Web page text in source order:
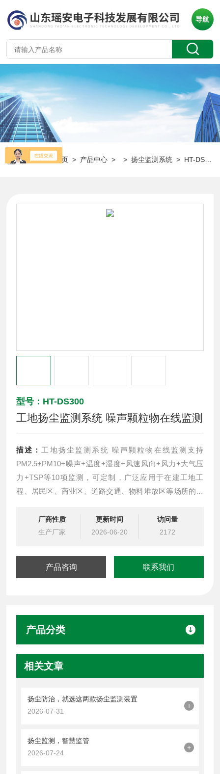
导航
当前位置：首页 > 产品中心 > >扬尘监测系统 > HT-DS300工地扬尘监测系统 噪声颗粒物在线监测
型号：HT-DS300
工地扬尘监测系统 噪声颗粒物在线监测
描述： 工地扬尘监测系统 噪声颗粒物在线监测支持
PM2.5+PM10+噪声+温度+湿度+风速风向+风力+大气压
力+TSP等10项监测，可定制，广泛应用于在建工地工
程、居民区、商业区、道路交通、物料堆放区等场所的环
风防雨点阵屏，可选配视频监控，免费对接政府专网，手
机APP+电脑云端实时操控
厂商性质
生产厂家
更新时间
2026-06-20
访问量
2172
产品咨询 联系我们
产品分类
相关文章
扬尘防治，就选这两款扬尘监测装置
2026-07-31
+
扬尘监测，智慧监管
2026-07-24
+